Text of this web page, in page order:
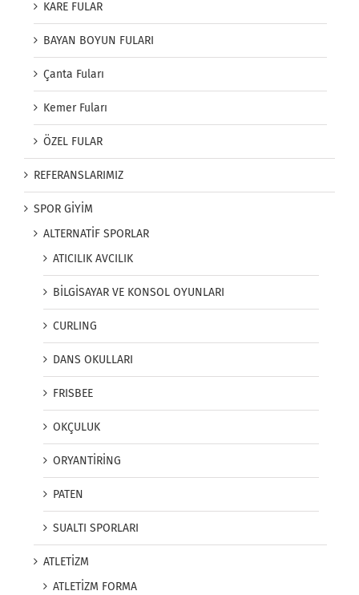
KARE FULAR
BAYAN BOYUN FULARI
Çanta Fuları
Kemer Fuları
ÖZEL FULAR
REFERANSLARIMIZ
SPOR GİYİM
ALTERNATİF SPORLAR
ATICILIK AVCILIK
BİLGİSAYAR VE KONSOL OYUNLARI
CURLING
DANS OKULLARI
FRISBEE
OKÇULUK
ORYANTİRİNG
PATEN
SUALTI SPORLARI
ATLETİZM
ATLETİZM FORMA